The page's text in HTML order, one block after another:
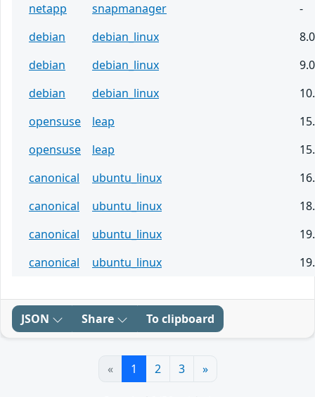
netapp
snapmanager
-
debian
debian_linux
8.0
debian
debian_linux
9.0
debian
debian_linux
opensuse
leap
opensuse
leap
canonical
ubuntu_linux
canonical
ubuntu_linux
canonical
ubuntu_linux
canonical
ubuntu_linux
JSON Share To clipboard
« 1 2 3 »